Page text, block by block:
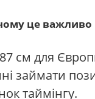
чому це важливо
см для
займати
таймінгу.